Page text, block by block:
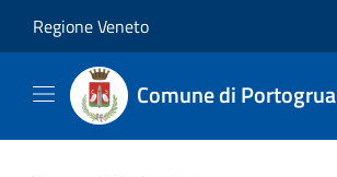
Regione Veneto
Comune di